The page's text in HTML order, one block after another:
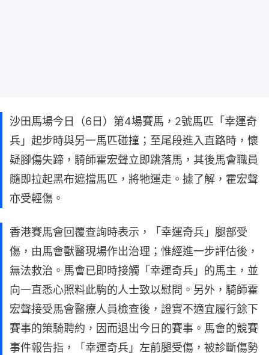
沙田馬場今日（6日）第4場賽馬，2號馬匹「幸運奇
兵」起步時與另一馬匹碰撞；至尾段進入直路時，懷
疑腳傷失蹄，騎師霍宏聲立即跳落馬，其後馬會職員
隨即拉起黑布遮擋馬匹，將牠運走。據了解，霍宏聲
亦受輕傷。
香港賽馬會回覆查詢時表示，「幸運奇兵」腿部受
傷，由馬會獸醫現場作出治理；惟經進一步評估後，
無法救治。馬會已即時接觸「幸運奇兵」的馬主，並
向一直悉心照料此駒的人士致以慰問。另外，騎師霍
宏聲接受馬會醫療人員檢查後，證實不適宜履行餘下
賽事的策騎聘約，因而退出今日的賽事。馬會的競賽
事件報告指，「幸運奇兵」左前腿受傷，被診斷傷勢